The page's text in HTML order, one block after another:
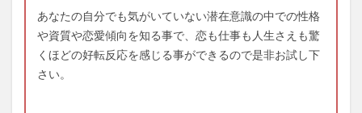
あなたの自分でも気がいていない潜在意識の中での性格
や資質や恋愛傾向を知る事で、恋も仕事も人生さえも驚
くほどの好転反応を感じる事ができるので是非お試し下
さい。